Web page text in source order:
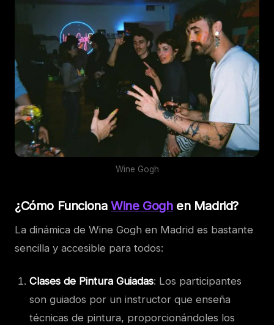
Wine Gogh
¿Cómo FuncionaWine Goghen Madrid?
La dinámica de Wine Gogh en Madrid es bastante
sencilla y accesible para todos:
Clases de Pintura Guiadas: Los participantes
son guiados por un instructor que enseña
técnicas de pintura, proporcionándoles los